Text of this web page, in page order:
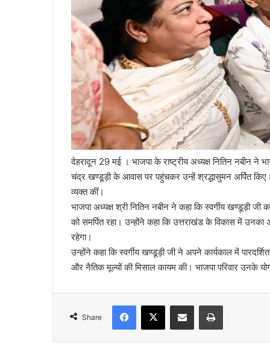
देहरादून 29 मई । भाजपा के राष्ट्रीय अध्यक्ष नितिन नबीन ने
चंद्र खण्डूड़ी के आवास पर पहुंचकर उन्हें श्रद्धासुमन अर्पित
व्यक्त कीं।
भाजपा अध्यक्ष श्री नितिन नबीन ने कहा कि स्वर्गीय खण्डूड़ी
को समर्पित रहा। उन्होंने कहा कि उत्तराखंड के विकास में
रहेगा।
उन्होंने कहा कि स्वर्गीय खण्डूड़ी जी ने अपने कार्यकाल में
और नैतिक मूल्यों की मिसाल कायम की। भाजपा परिवार उनके
Share